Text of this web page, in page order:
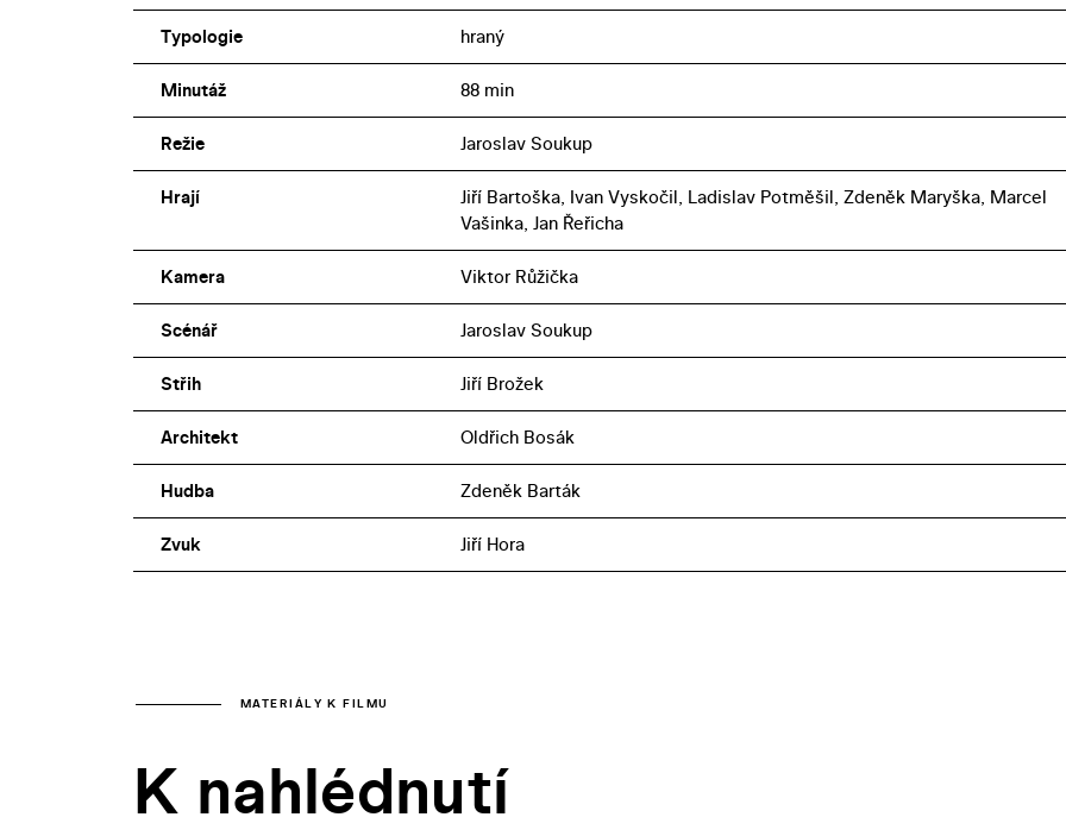
Typologie hraný
Minutáž 88 min
Režie Jaroslav Soukup
Hrají
Jiří Bartoška, Ivan Vyskočil, Ladislav Potměšil, Zdeněk Maryška, Marcel
Vašinka, Jan Řeřicha
Kamera Viktor Růžička
Scénář Jaroslav Soukup
Střih Jiří Brožek
Architekt Oldřich Bosák
Hudba Zdeněk Barták
Zvuk Jiří Hora
MATERIÁLY K FILMU
K nahlédnutí